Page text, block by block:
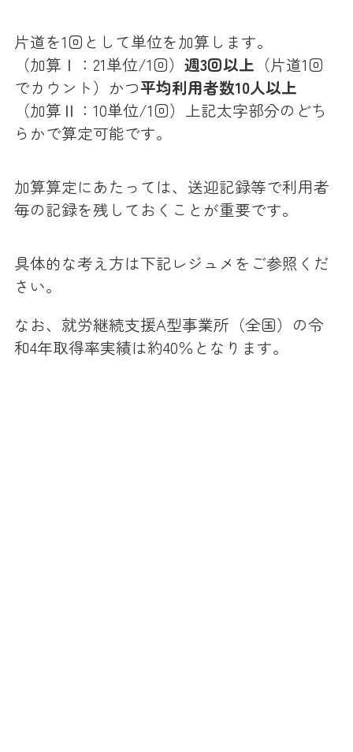
片道を1回として単位を加算します。
（加算Ⅰ：21単位/1回） 週3回以上 （片道1回
でカウント）かつ平均利用者数10人以上
（加算Ⅱ：10単位/1回）上記太字部分のどち
らかで算定可能です。
加算算定にあたっては、送迎記録等で利用者
毎の記録を残しておくことが重要です。
具体的な考え方は下記レジュメをご参照くだ
さい。
なお、就労継続支援A型事業所（全国）の令
和4年取得率実績は約40％となります。